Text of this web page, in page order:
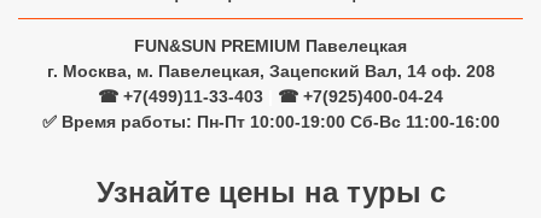
FUN&SUN PREMIUM Павелецкая
г. Москва, м. Павелецкая, Зацепский Вал, 14 оф. 208
☎ +7(499)11-33-403
☎ +7(925)400-04-24
✅ Время работы: Пн-Пт 10:00-19:00 Сб-Вс 11:00-16:00
Узнайте цены на туры с